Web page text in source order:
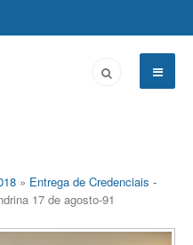
» Entrega de Credenciais -
17 de agosto-91